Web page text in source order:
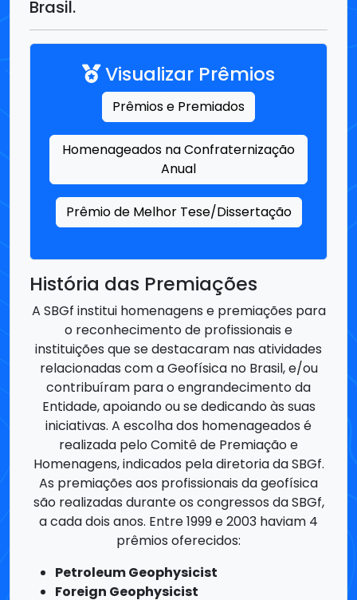
Prêmios e Premiados
Homenageados na Confraternização
Anual
Prêmio de Melhor Tese/Dissertação
História das Premiações
o reconhecimento de profissionais e
instituições que se destacaram nas atividades
relacionadas com a Geofísica no Brasil, e/ou
contribuíram para o engrandecimento da
Entidade, apoiando ou se dedicando às suas
iniciativas. A escolha dos homenageados é
realizada pelo Comitê de Premiação e
Homenagens, indicados pela diretoria da SBGf.
As premiações aos profissionais da geofísica
são realizadas durante os congressos da SBGf,
a cada dois anos. Entre 1999 e 2003 haviam 4
prêmios oferecidos:
Petroleum Geophysicist
Foreign Geophysicist
Education and Research Geophysicist
Mining Geophysicist
A partir de 2005, decidiu-se pela nomeação